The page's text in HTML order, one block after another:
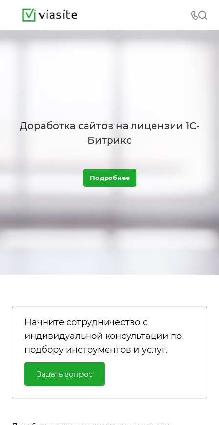
Доработка сайтов на лицензии 1С-
Битрикс
Подробнее
Начните сотрудничество с
индивидуальной консультации по
подбору инструментов и услуг.
Задать вопрос